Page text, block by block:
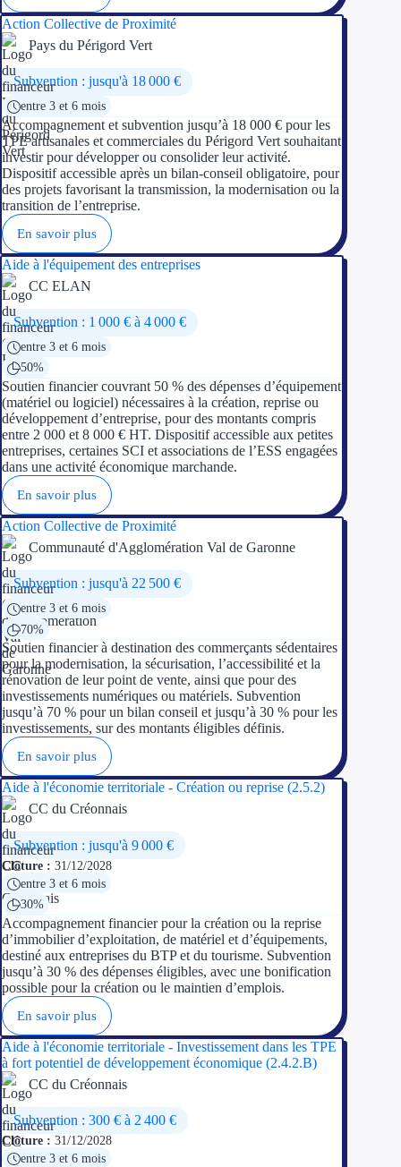
Action Collective de Proximité
Pays du Périgord Vert
Subvention : jusqu'à 18 000 €
entre 3 et 6 mois
Accompagnement et subvention jusqu’à 18 000 € pour les
TPE artisanales et commerciales du Périgord Vert souhaitant
investir pour développer ou consolider leur activité.
Dispositif accessible après un bilan-conseil obligatoire, pour
des projets favorisant la transmission, la modernisation ou la
transition de l’entreprise.
En savoir plus
Aide à l'équipement des entreprises
CC ELAN
Subvention : 1 000 € à 4 000 €
entre 3 et 6 mois
50%
Soutien financier couvrant 50 % des dépenses d’équipement
(matériel ou logiciel) nécessaires à la création, reprise ou
développement d’entreprise, pour des montants compris
entre 2 000 et 8 000 € HT. Dispositif accessible aux petites
entreprises, certaines SCI et associations de l’ESS engagées
dans une activité économique marchande.
En savoir plus
Action Collective de Proximité
Communauté d'Agglomération Val de Garonne
Subvention : jusqu'à 22 500 €
entre 3 et 6 mois
70%
Soutien financier à destination des commerçants sédentaires
pour la modernisation, la sécurisation, l’accessibilité et la
rénovation de leur point de vente, ainsi que pour des
investissements numériques ou matériels. Subvention
jusqu’à 70 % pour un bilan conseil et jusqu’à 30 % pour les
investissements, sur des montants éligibles définis.
En savoir plus
Aide à l'économie territoriale - Création ou reprise (2.5.2)
CC du Créonnais
Subvention : jusqu'à 9 000 €
Clôture : 31/12/2028
entre 3 et 6 mois
30%
Accompagnement financier pour la création ou la reprise
d’immobilier d’exploitation, de matériel et d’équipements,
destiné aux entreprises du BTP et du tourisme. Subvention
jusqu’à 30 % des dépenses éligibles, avec une bonification
possible pour la création ou le maintien d’emplois.
En savoir plus
Aide à l'économie territoriale - Investissement dans les TPE
à fort potentiel de développement économique (2.4.2.B)
CC du Créonnais
Subvention : 300 € à 2 400 €
Clôture : 31/12/2028
entre 3 et 6 mois